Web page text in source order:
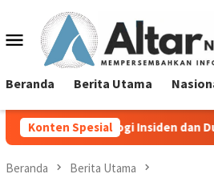
konten Menu
Mobile
Beranda Berita Utama
Konten Spesial
Insiden dan Dugaan Pengancaman
Beranda Berita Utama